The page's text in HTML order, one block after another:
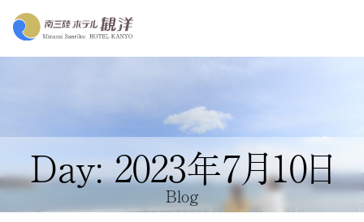
Day: 2023年7月10日
Blog